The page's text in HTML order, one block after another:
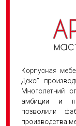
Корпусная
Деко" -
Многолетний
амбиции и
позволили
производства